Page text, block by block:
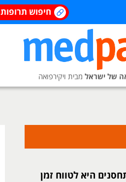
חיפוש תרופות
של ישראל מבית ויקירפואה
היא לטווח זמן